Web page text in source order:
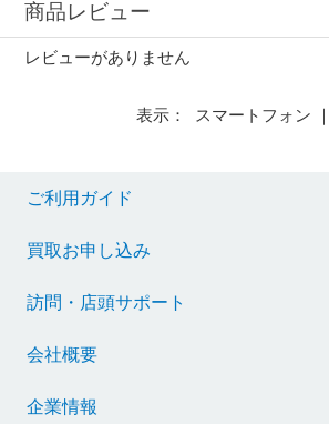
商品レビュー
レビューがありません
表示： スマートフォン ｜
ご利用ガイド
買取お申し込み
訪問・店頭サポート
会社概要
企業情報